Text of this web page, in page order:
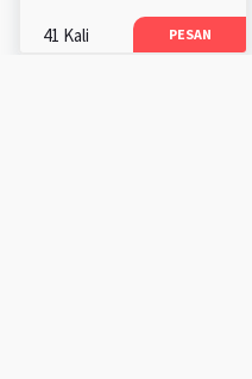
41 Kali PESAN